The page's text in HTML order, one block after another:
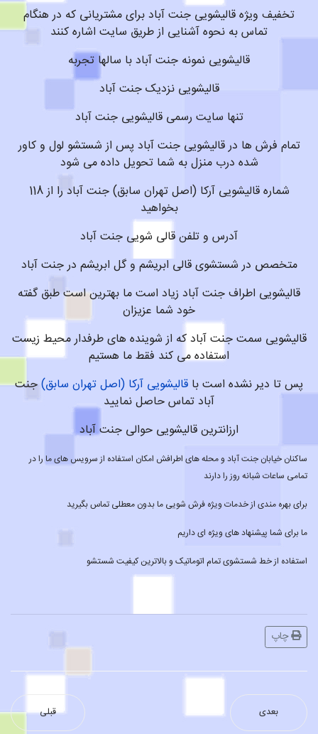
تخفیف ویژه قالیشویی جنت آباد برای مشتریانی که در هنگام
تماس به نحوه آشنایی از طریق سایت اشاره کنند
قالیشویی نمونه جنت آباد با سالها تجربه
قالیشویی نزدیک جنت آباد
تنها سایت رسمی قالیشویی جنت آباد
تمام فرش ها در قالیشویی جنت آباد پس از شستشو لول و کاور
شده درب منزل به شما تحویل داده می شود
شماره قالیشویی آرکا (اصل تهران سابق) جنت آباد را از 118
بخواهید
آدرس و تلفن قالی شویی جنت آباد
متخصص در شستشوی قالی ابریشم و گل ابریشم در جنت آباد
قالیشویی اطراف جنت آباد زیاد است ما بهترین است طبق گفته
خود شما عزیزان
قالیشویی سمت جنت آباد که از شوینده های طرفدار محیط زیست
استفاده می کند فقط ما هستیم
پس تا دیر نشده است با قالیشویی آرکا (اصل تهران سابق)جنت
آباد تماس حاصل نمایید
ارزانترین قالیشویی حوالی جنت آباد
ساکنان خیابان جنت آباد و محله های اطرافش امکان استفاده از سرویس های ما را در
تمامی ساعات شبانه روز را دارند
برای بهره مندی از خدمات ویژه فرش شویی ما بدون معطلی تماس بگیرید
ما برای شما پیشنهاد های ویژه ای داریم
استفاده از خط شستشوی تمام اتوماتیک و بالاترین کیفیت شستشو
چاپ
قبلی بعدی